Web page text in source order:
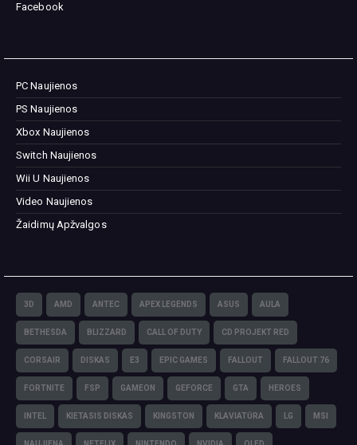
Facebook
PC Naujienos
PS Naujienos
Xbox Naujienos
Switch Naujienos
Wii U Naujienos
Video Naujienos
Žaidimų Apžvalgos
3D AMD ANTEC APEX LEGENDS ASUS AULA
BETHESDA BLIZZARD CALL OF DUTY CD PROJEKT RED
CORSAIR DISKAS E3 EPIC GAMES FALLOUT FALLOUT 76
FORTNITE FSP GAMEON GEFORCE GTA HEROES
INTEL KIETASIS DISKAS KINGSTON KLAVIATŪRA LG MSI